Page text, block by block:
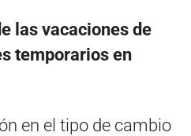
las vacaciones de
temporarios en
en el tipo de cambio